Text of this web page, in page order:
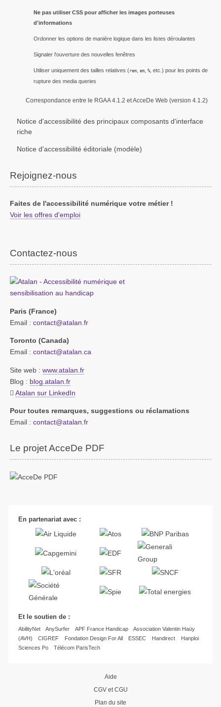
Ne pas utiliser CSS pour afficher les images porteuses
d'informations
Ordonner les options de manière logique dans les listes déroulantes
Signaler l'ouverture des nouvelles fenêtres
Utiliser uniquement des tailles relatives (rem ,em ,%, etc.) pour les points de
rupture des media queries
Correspondance entre le RGAA 4.1.2 et AcceDe Web (version 4.1.2)
Notice d'accessibilité des principaux composants d'interface
riche
Notice d'accessibilité éditoriale (modèle)
Rejoignez-nous
Faites de l'accessibilité numérique votre métier !
Voir les offres d'emploi
Contactez-nous
Paris (France)
Email : contact@atalan.fr
Toronto (Canada)
Email : contact@atalan.ca
Site web : www.atalan.fr
Blog : blog.atalan.fr
Atalan sur LinkedIn
Pour toutes remarques, suggestions ou réclamations
Email : contact@atalan.fr
Le projet AcceDe PDF
En partenariat avec :
Et le soutien de :
AbilityNet AnySurfer APF France Handicap
Association Valentin Haüy
(AVH)
CIGREF Fondation Design For All ESSEC Handirect
Hanploi
Sciences Po
Télécom ParisTech
Aide
CGV et CGU
Plan du site